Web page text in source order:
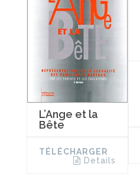
L’Ange et la
Bête
TÉLÉCHARGER
Details